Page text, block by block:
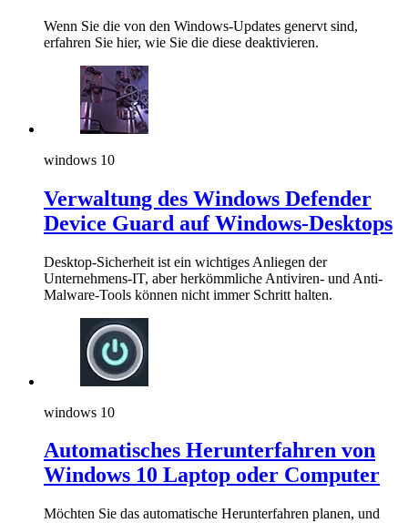
Wenn Sie die von den Windows-Updates genervt sind,
erfahren Sie hier, wie Sie die diese deaktivieren.
windows 10
Verwaltung des Windows Defender
Device Guard auf Windows-Desktops
Desktop-Sicherheit ist ein wichtiges Anliegen der
Unternehmens-IT, aber herkömmliche Antiviren- und Anti-
Malware-Tools können nicht immer Schritt halten.
windows 10
Automatisches Herunterfahren von
Windows 10 Laptop oder Computer
Möchten Sie das automatische Herunterfahren planen, und